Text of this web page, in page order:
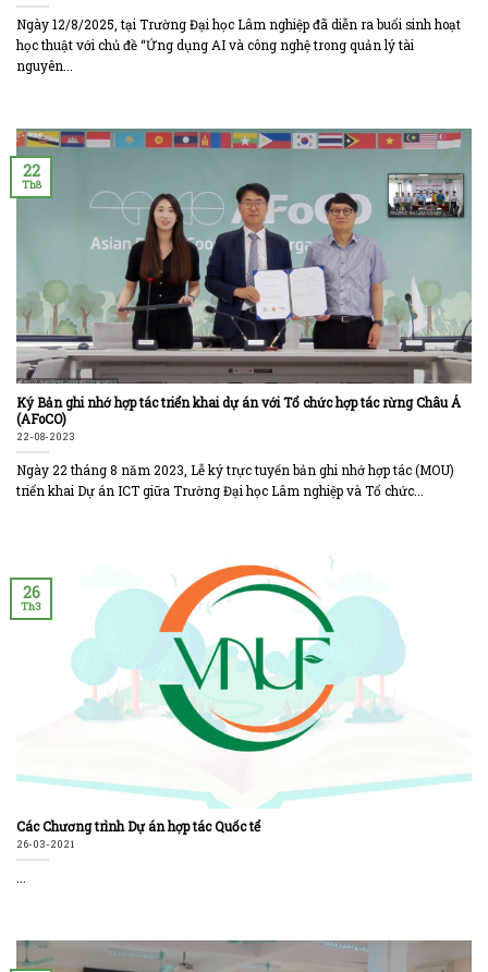
Ngày 12/8/2025, tại Trường Đại học Lâm nghiệp đã diễn ra buổi sinh hoạt
học thuật với chủ đề “Ứng dụng AI và công nghệ trong quản lý tài
nguyên...
Ký Bản ghi nhớ hợp tác triển khai dự án với Tổ chức hợp tác rừng Châu Á
(AFoCO)
22-08-2023
Ngày 22 tháng 8 năm 2023, Lễ ký trực tuyến bản ghi nhớ hợp tác (MOU)
triển khai Dự án ICT giữa Trường Đại học Lâm nghiệp và Tổ chức...
22
Th8
Các Chương trình Dự án hợp tác Quốc tể
26-03-2021
...
26
Th3